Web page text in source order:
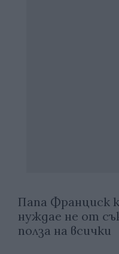
Папа Франциск
нуждае не от
полза на всички